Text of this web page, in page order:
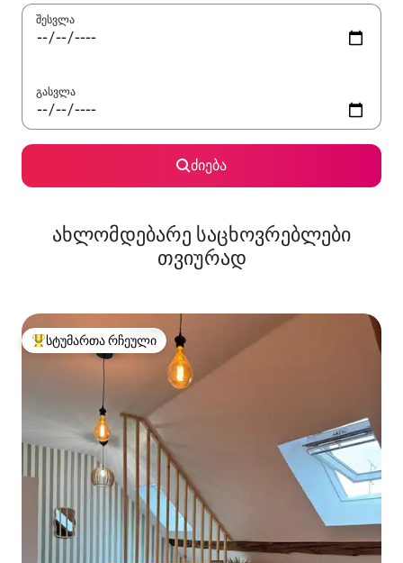
შესვლა
გასვლა
ძიება
ახლომდებარე საცხოვრებლები
თვიურად
სტუმართა რჩეული მოწინავე ვარიანტი
სტუმართა რჩეული